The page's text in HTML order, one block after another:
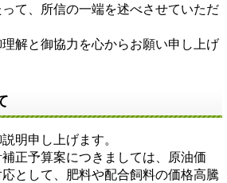
て、所信の一端を述べさせていただ
解と御協力を心からお願い申し上げ
明申し上げます。
正予算案につきましては、原油価
として、肥料や配合飼料の価格高騰